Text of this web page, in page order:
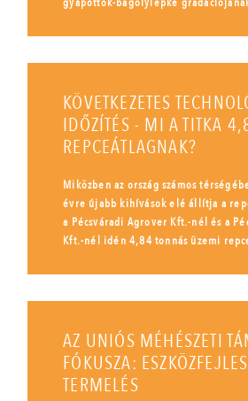
KÖVETKEZETES
IDŐZÍTÉS - MI A TITKA
REPCEÁTLAGNAK?
Miközben az ország számos
évre újabb kihívások elé állítja a
a Pécsváradi Agrover Kft.-nél és a
Kft.-nél idén 4,84 tonnás üzemi
AZ UNIÓS MÉHÉSZETI
FÓKUSZA:
TERMELÉS